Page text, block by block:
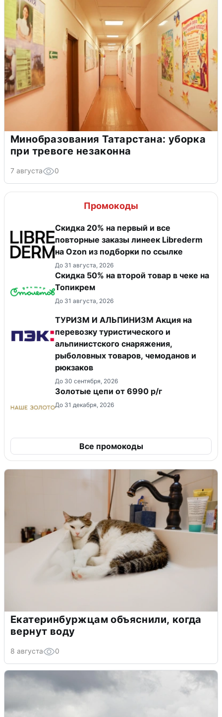
Минобразования Татарстана: уборка
при тревоге незаконна
7 августа 0
Промокоды
Скидка 20% на первый и все
повторные заказы линеек Librederm
на Ozon из подборки по ссылке
До 31 августа, 2026
Скидка 50% на второй товар в чеке на
Топикрем
До 31 августа, 2026
ТУРИЗМ И АЛЬПИНИЗМ Акция на
перевозку туристического и
альпинистского снаряжения,
рыболовных товаров, чемоданов и
рюкзаков
До 30 сентября, 2026
Золотые цепи от 6990 р/г
До 31 декабря, 2026
Все промокоды
Екатеринбуржцам объяснили, когда
вернут воду
8 августа 0